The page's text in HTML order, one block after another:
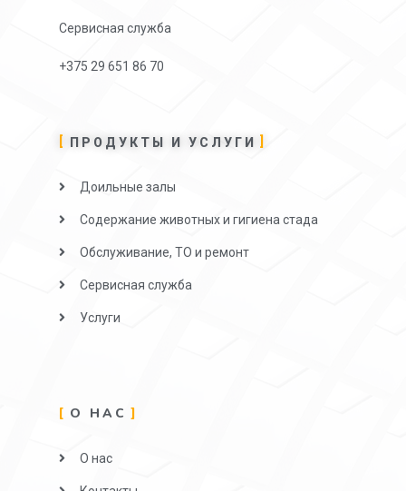
Сервисная служба
+375 29 651 86 70
ПРОДУКТЫ И УСЛУГИ
Доильные залы
Содержание животных и гигиена стада
Обслуживание, ТО и ремонт
Сервисная служба
Услуги
О НАС
О нас